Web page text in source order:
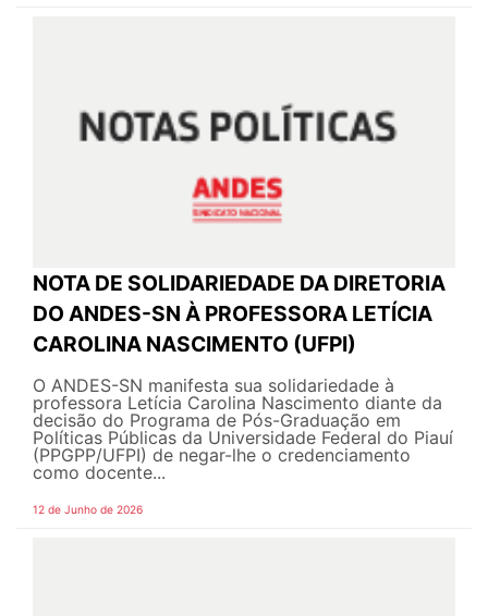
NOTA DE SOLIDARIEDADE DA DIRETORIA
DO ANDES-SN À PROFESSORA LETÍCIA
CAROLINA NASCIMENTO (UFPI)
O ANDES-SN manifesta sua solidariedade à
professora Letícia Carolina Nascimento diante da
decisão do Programa de Pós-Graduação em
Políticas Públicas da Universidade Federal do Piauí
(PPGPP/UFPI) de negar-lhe o credenciamento
como docente...
12 de Junho de 2026